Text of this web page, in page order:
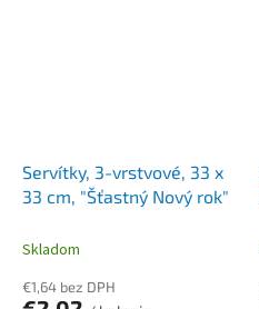
Servítky, 3-vrstvové, 33 x
33 cm, "Šťastný Nový rok"
Skladom
€1,64 bez DPH